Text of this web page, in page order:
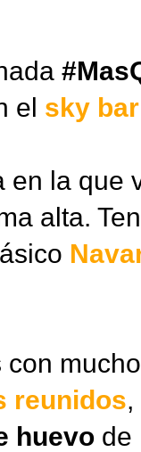
el sky bar
en la que
alta.
con
reunidos
huevo de